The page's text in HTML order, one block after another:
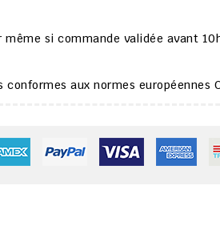
même si commande validée avant
aux normes européennes